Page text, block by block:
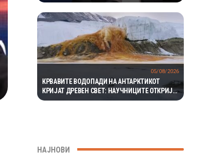
КРВАВИТЕ ВОДОПАДИ НА АНТАРКТИКОТ
КРИЈАТ ДРЕВЕН СВЕТ: НАУЧНИЦИТЕ ОТКРИЈА
ЕКОСИСТЕМ ИЗОЛИРАН ПОВЕЌЕ ОД 1,5
05/08/2026
НАЈНОВИ